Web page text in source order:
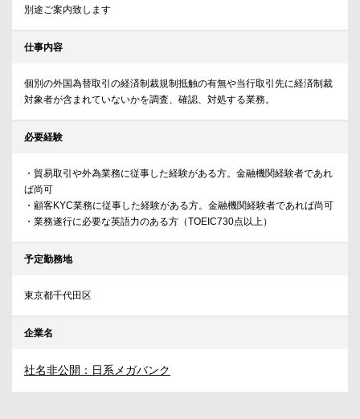
別途ご案内致します
仕事内容
個別の外国為替取引の経済制裁規制抵触の有無や当行取引先に経済制裁
対象者が含まれていないかを調査、確認、対処する業務。
必要経験
・貿易取引や外為業務に従事した経験がある方。金融機関経験者であれ
ば尚可
・顧客KYC業務に従事した経験がある方。金融機関経験者であれば尚可
・業務遂行に必要な英語力のある方（TOEIC730点以上）
予定勤務地
東京都千代田区
企業名
社名非公開：日系メガバンク